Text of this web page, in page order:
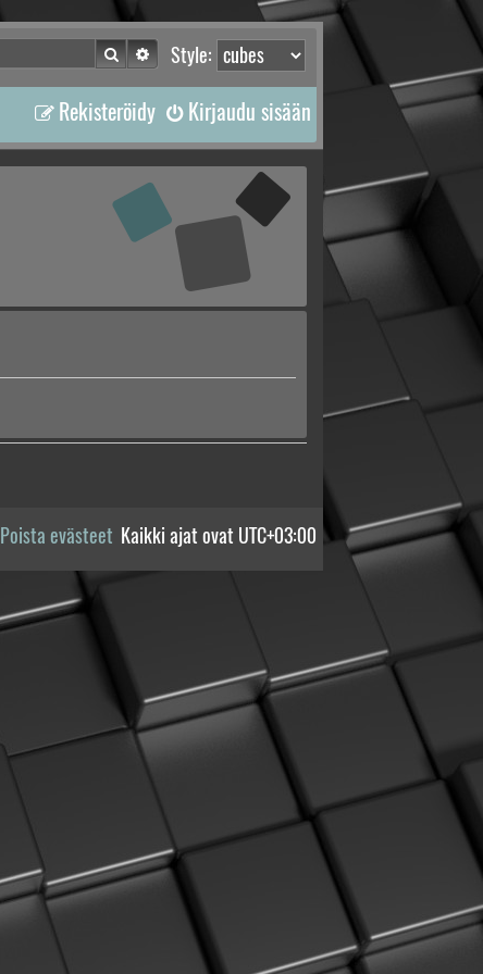
Style:
Etsi Tarkennettu haku
Kirjaudu sisään
Rekisteröidy
Kaikki ajat ovat UTC+03:00
Poista evästeet